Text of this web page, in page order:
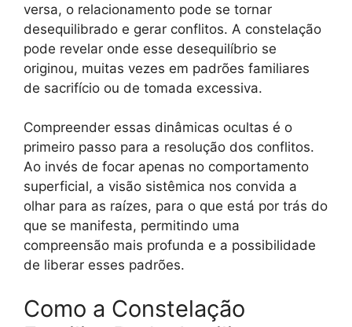
versa, o relacionamento pode se tornar
desequilibrado e gerar conflitos. A constelação
pode revelar onde esse desequilíbrio se
originou, muitas vezes em padrões familiares
de sacrifício ou de tomada excessiva.
Compreender essas dinâmicas ocultas é o
primeiro passo para a resolução dos conflitos.
Ao invés de focar apenas no comportamento
superficial, a visão sistêmica nos convida a
olhar para as raízes, para o que está por trás do
que se manifesta, permitindo uma
compreensão mais profunda e a possibilidade
de liberar esses padrões.
Como a Constelação